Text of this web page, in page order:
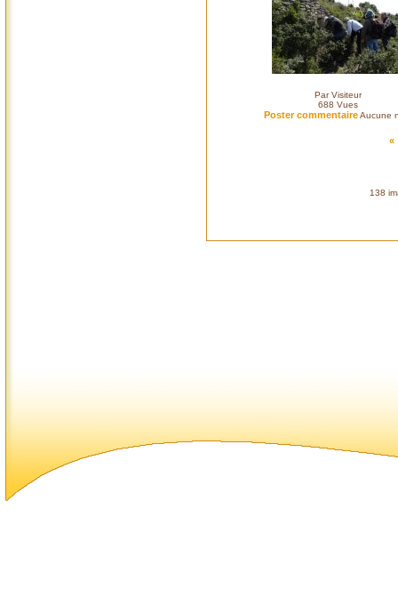
Par Visiteur
688 Vues
Poster commentaireAucune
«
138